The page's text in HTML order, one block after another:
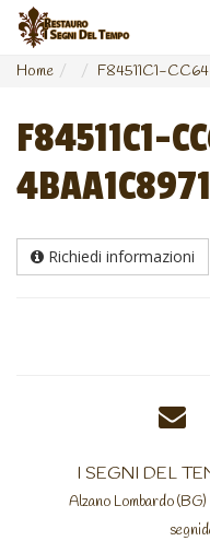
Home F84511C1-
F84511C1-
Richiedi informazioni
I SEGNI DEL
Alzano Lombardo